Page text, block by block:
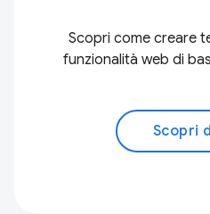
Scopri come creare
funzionalità web di
Scopri